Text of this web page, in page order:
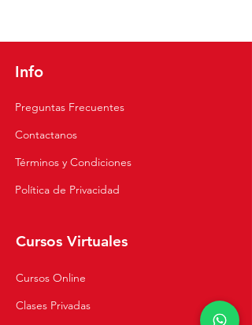
Info
Preguntas Frecuentes
Contactanos
Términos y Condiciones
Política de Privacidad
Cursos Virtuales
Cursos Online
Clases Privadas